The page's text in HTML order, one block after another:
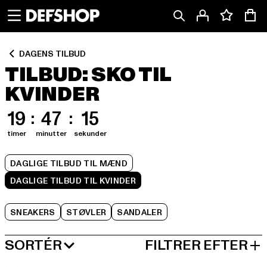
DAGENS TILBUD
TILBUD: SKO TIL
KVINDER
19
timer
47
minutter
14
sekunder
DAGLIGE TILBUD TIL MÆND
DAGLIGE TILBUD TIL KVINDER
SNEAKERS STØVLER SANDALER
SORTÉR
MEST POPULÆRE FILTRER EFTER